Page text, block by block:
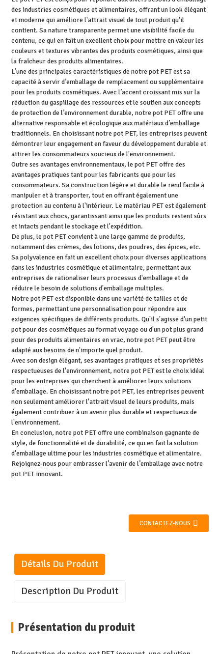
des industries cosmétiques et alimentaires, offrant un look élégant
et moderne qui améliore l'attrait visuel de tout produit qu'il
contient. Sa nature transparente permet une visibilité facile du
contenu, ce qui en fait un excellent choix pour mettre en valeur les
couleurs et textures vibrantes des produits cosmétiques, ainsi que
la fraîcheur des produits alimentaires.
L’une des principales caractéristiques de notre pot PET est sa
capacité à servir d’emballage de remplacement ou supplémentaire
pour les produits cosmétiques. Avec l’accent croissant mis sur la
réduction du gaspillage des ressources et le soutien aux concepts
de protection de l’environnement durable, notre pot PET offre une
alternative responsable et écologique aux matériaux d’emballage
traditionnels. En choisissant notre pot PET, les entreprises peuvent
démontrer leur engagement en faveur du développement durable et
attirer les consommateurs soucieux de l'environnement.
Outre ses avantages environnementaux, le pot PET offre des
avantages pratiques tant pour les fabricants que pour les
consommateurs. Sa construction légère et durable le rend facile à
manipuler et à transporter, tout en offrant également une
protection au contenu à l'intérieur. Le matériau PET est également
résistant aux chocs, garantissant ainsi que les produits restent sûrs
et intacts pendant le stockage et l'expédition.
De plus, le pot PET convient à une large gamme de produits,
notamment des crèmes, des lotions, des poudres, des épices, etc.
Sa polyvalence en fait un excellent choix pour diverses applications
dans les industries cosmétique et alimentaire, permettant aux
entreprises de rationaliser leurs processus d'emballage et de
réduire le besoin de solutions d'emballage multiples.
Notre pot PET est disponible dans une variété de tailles et de
formes, permettant une personnalisation pour répondre aux
exigences spécifiques de différents produits. Qu'il s'agisse d'un petit
pot pour des cosmétiques au format voyage ou d'un pot plus grand
pour des produits alimentaires en vrac, notre pot PET peut être
adapté aux besoins de n'importe quel produit.
Avec son design élégant, ses avantages pratiques et ses propriétés
respectueuses de l'environnement, notre pot PET est le choix idéal
pour les entreprises qui cherchent à améliorer leurs solutions
d'emballage. En choisissant notre pot PET, les entreprises peuvent
non seulement améliorer l'attrait visuel de leurs produits, mais
également contribuer à un avenir plus durable et respectueux de
l'environnement.
En conclusion, notre pot PET offre une combinaison gagnante de
style, de fonctionnalité et de durabilité, ce qui en fait la solution
d'emballage ultime pour les industries cosmétique et alimentaire.
Rejoignez-nous pour embrasser l’avenir de l’emballage avec notre
pot PET innovant.
CONTACTEZ-NOUS
Détails Du Produit
Description Du Produit
Présentation du produit